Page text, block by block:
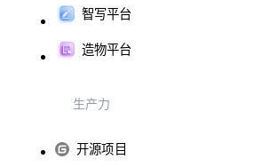
智写平台
造物平台
生产力
开源项目